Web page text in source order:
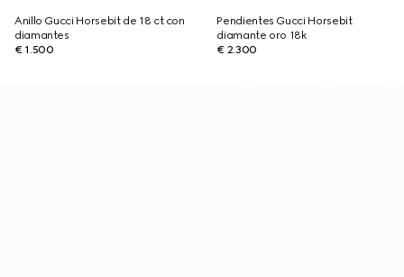
Anillo Gucci Horsebit de 18 ct con
diamantes
€ 1.500
Pendientes Gucci Horsebit
diamante oro 18k
€ 2.300